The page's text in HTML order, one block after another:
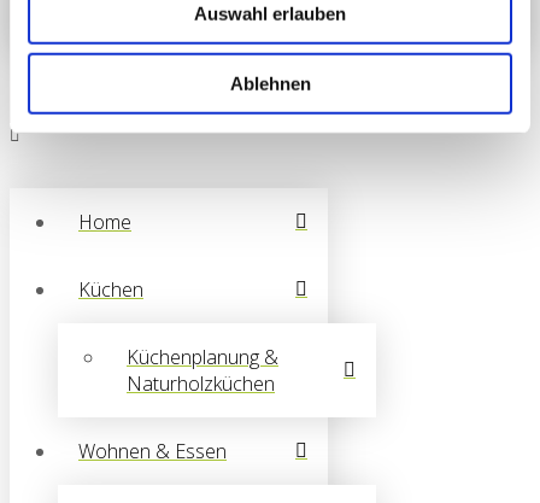
Auswahl erlauben
Ablehnen
Powered by Wordpress; Concept by Margit Mederer-Lahntroch
Home
Küchen
Küchenplanung &
Naturholzküchen
Wohnen & Essen